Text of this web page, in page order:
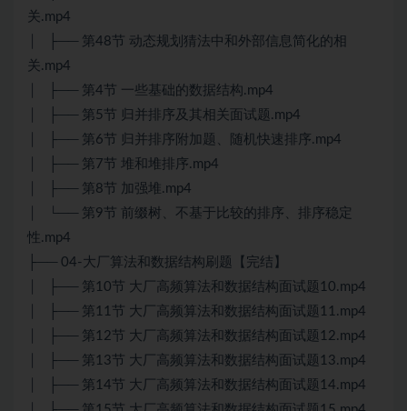
关.mp4
│ ├── 第48节 动态规划猜法中和外部信息简化的相
关.mp4
│ ├── 第4节 一些基础的数据结构.mp4
│ ├── 第5节 归并排序及其相关面试题.mp4
│ ├── 第6节 归并排序附加题、随机快速排序.mp4
│ ├── 第7节 堆和堆排序.mp4
│ ├── 第8节 加强堆.mp4
│ └── 第9节 前缀树、不基于比较的排序、排序稳定
性.mp4
├── 04-大厂算法和数据结构刷题【完结】
│ ├── 第10节 大厂高频算法和数据结构面试题10.mp4
│ ├── 第11节 大厂高频算法和数据结构面试题11.mp4
│ ├── 第12节 大厂高频算法和数据结构面试题12.mp4
│ ├── 第13节 大厂高频算法和数据结构面试题13.mp4
│ ├── 第14节 大厂高频算法和数据结构面试题14.mp4